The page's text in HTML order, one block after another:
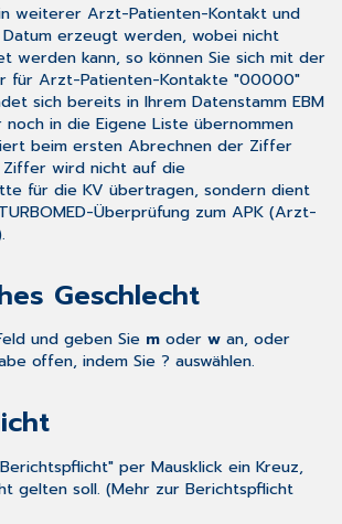
weiterer Arzt-Patienten-Kontakt und
Datum erzeugt werden, wobei nicht
werden kann, so können Sie sich mit der
für Arzt-Patienten-Kontakte "00000"
sich bereits in Ihrem Datenstamm EBM
noch in dieEigene Liste übernommen
beim ersten Abrechnen der Ziffer
Ziffer wird nicht auf die
für die KV übertragen, sondern dient
Überprüfung zum APK (Arzt-
Geschlecht
und geben Sie m oderw an, oder
offen, indem Sie ? auswählen.
per Mausklick ein Kreuz,
gelten soll. (Mehr zur Berichtspflicht